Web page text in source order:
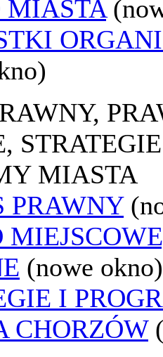
MIASTA
MIASTA
PRAWNY
(nowe okno)
I
CHORZÓW